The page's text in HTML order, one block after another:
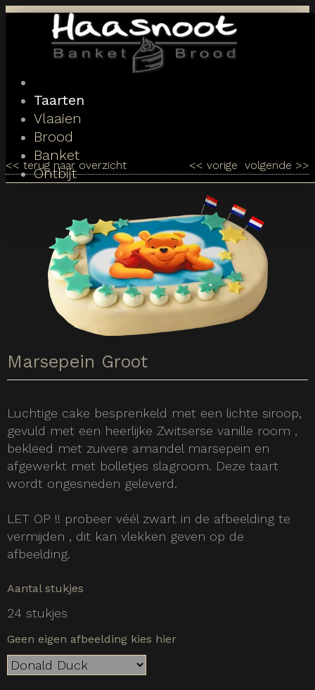
Toggle
navigation
Taarten
Vlaaien
Brood
Banket
Ontbijt
<< terug naar overzicht volgende >>
<< vorige
Marsepein Groot
Luchtige cake besprenkeld met een lichte siroop,
gevuld met een heerlijke Zwitserse vanille room ,
bekleed met zuivere amandel marsepein en
afgewerkt met bolletjes slagroom. Deze taart
wordt ongesneden geleverd.
LET OP !! probeer véél zwart in de afbeelding te
vermijden , dit kan vlekken geven op de
afbeelding.
Aantal stukjes
24 stukjes
Geen eigen afbeelding kies hier